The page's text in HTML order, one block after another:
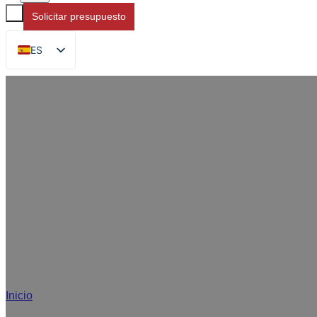
Solicitar presupuesto
ES
EN
Inicio